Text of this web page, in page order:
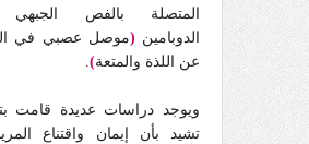
المتصلة بالفص الجبهي
الدوبامين (موصل عصبي في
عن اللذة والمتعة)
.
ويوجد دراسات عديدة قامت
تشيد بأن إيمان واقتناع